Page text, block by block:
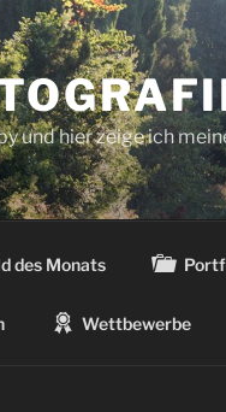
und hier zeige ich
des Monats
Wettbewerbe